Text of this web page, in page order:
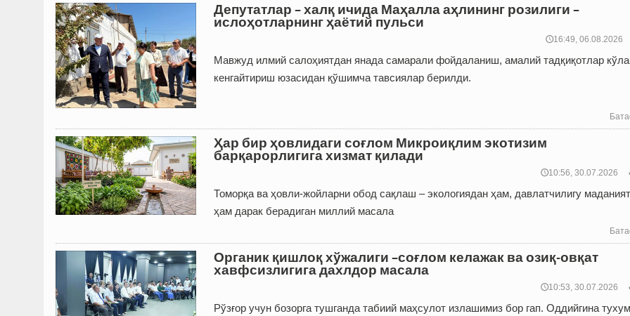
Депутатлар – халқ ичида Маҳалла аҳлининг розилиги –
ислоҳотларнинг ҳаётий пульси
🕔16:49, 06.08.2026
Мавжуд илмий салоҳиятдан янада самарали фойдаланиш, амалий тадқиқотлар
кенгайтириш юзасидан қўшимча тавсиялар берилди.
Ҳар бир ҳовлидаги соғлом Микроиқлим экотизим
барқарорлигига хизмат қилади
🕔10:56, 30.07.2026
Томорқа ва ҳовли-жойларни обод сақлаш – экологиядан ҳам, давлатчилигу
ҳам дарак берадиган миллий масала
Органик қишлоқ хўжалиги –соғлом келажак ва озиқ-овқат
хавфсизлигига дахлдор масала
🕔10:53, 30.07.2026
Рўзғор учун бозорга тушганда табиий маҳсулот излашимиз бор гап. Оддийгина